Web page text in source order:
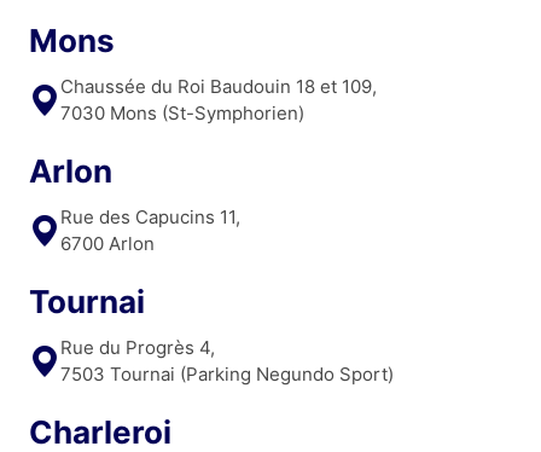
Mons
Chaussée du Roi Baudouin 18 et 109,
7030 Mons (St-Symphorien)
Arlon
Rue des Capucins 11,
6700 Arlon
Tournai
Rue du Progrès 4,
7503 Tournai (Parking Negundo Sport)
Charleroi